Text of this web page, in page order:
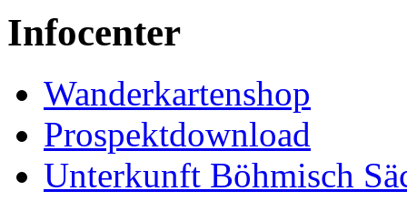
Infocenter
Wanderkartenshop
Prospektdownload
Unterkunft Böhmisch